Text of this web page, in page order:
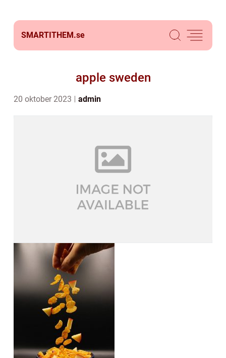
SMARTITHEM.se
apple sweden
20 oktober 2023 admin